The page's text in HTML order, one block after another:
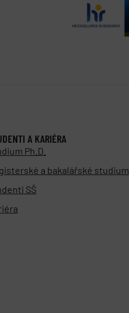
A KARIÉRA
Ph.D.
a bakalářské studium
SŠ